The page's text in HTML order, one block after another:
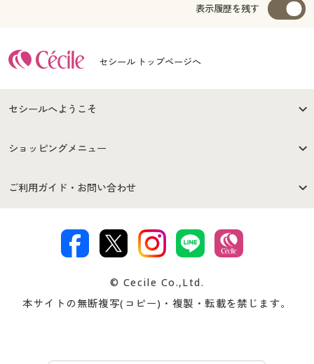
表示履歴を残す
セシール トップページへ
セシールへようこそ
はじめての方へ
セシールご利用規約
著作権・商標について 会社案内
ショッピングメニュー
商品カテゴリ
プレゼント＆キャンペーン サイトマップ
ご利用ガイド・お問い合わせ
交換・返品は お支払は
ついて
忘れの場合
© Cecile Co.,Ltd.
本サイトの無断複写(コピー)・複製・転載を禁じます。